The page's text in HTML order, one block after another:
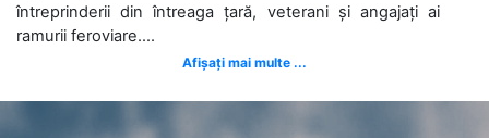
întreprinderii din întreaga țară, veterani și angajați ai
ramurii feroviare....
Afișați mai multe ...